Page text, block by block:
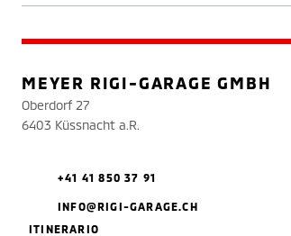
MEYER RIGI-GARAGE GMBH
Oberdorf 27
6403 Küssnacht a.R.
+41 41 850 37 91
INFO@RIGI-GARAGE.CH
ITINERARIO